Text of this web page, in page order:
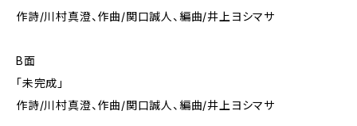
作詩/川村真澄、作曲/関口誠人、編曲/井上ヨシマサ
B面
「未完成」
作詩/川村真澄、作曲/関口誠人、編曲/井上ヨシマサ